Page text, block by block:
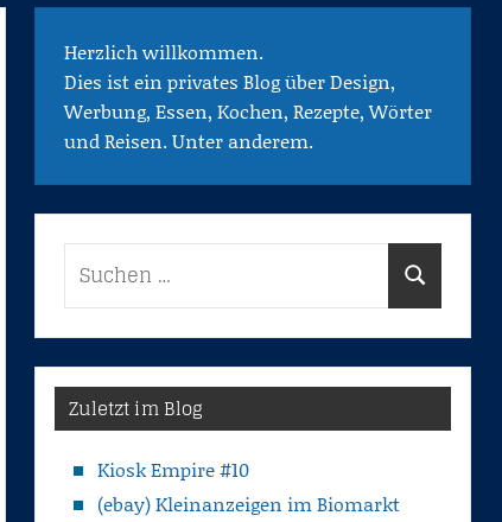
Herzlich willkommen.
Dies ist ein privates Blog über Design,
Werbung, Essen, Kochen, Rezepte, Wörter
und Reisen. Unter anderem.
Suchen
Zuletzt im Blog
Kiosk Empire #10
(ebay) Kleinanzeigen im Biomarkt